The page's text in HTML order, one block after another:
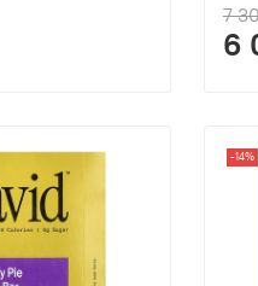
7
6
-14%